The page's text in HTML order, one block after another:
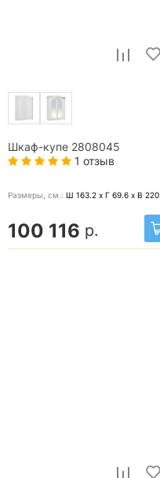
Шкаф-купе 2808045
1 отзыв
Размеры, cм.: Ш 163.2 x Г 69.6 x В 220
100 116 р.